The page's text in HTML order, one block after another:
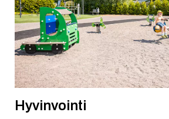
Hyvinvointi